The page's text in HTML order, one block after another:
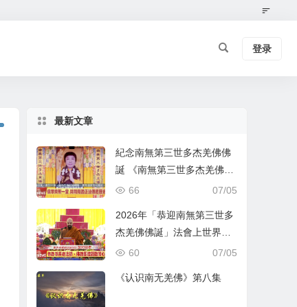
登录
最新文章
紀念南無第三世多杰羌佛佛
誕 《南無第三世多杰羌佛經
藏總集》新卷面世 [ZWTV北
07/05
66
2026年「恭迎南無第三世多
杰羌佛佛誕」法會上世界佛
教總部蓮花釦莫知尊者的講
07/05
60
《认识南无羌佛》第八集